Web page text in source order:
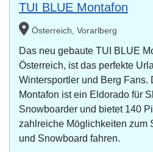
TUI BLUE Montafon
Österreich, Vorarlberg
Das neu gebaute TUI BLUE
Österreich, ist das perfekte
Wintersportler und Berg Fans.
Montafon ist ein Eldorado für
Snowboarder und bietet 140
zahlreiche Möglichkeiten zum
und Snowboard fahren.